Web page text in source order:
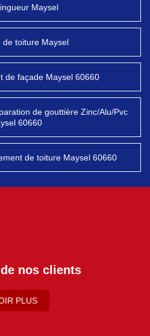
Maysel
de toiture Maysel
de façade Maysel 60660
de gouttière Zinc/Alu/Pvc
60660
de toiture Maysel 60660
nos clients
PLUS